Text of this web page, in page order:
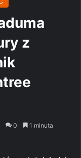
z
0 1 minuta